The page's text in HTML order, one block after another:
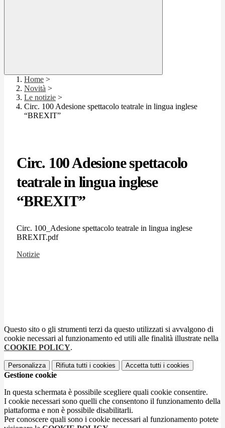
Home >
Novità >
Le notizie >
Circ. 100 Adesione spettacolo teatrale in lingua inglese
“BREXIT”
Circ. 100 Adesione spettacolo
teatrale in lingua inglese
“BREXIT”
Circ. 100_Adesione spettacolo teatrale in lingua inglese
BREXIT.pdf
Notizie
Questo sito o gli strumenti terzi da questo utilizzati si avvalgono di
cookie necessari al funzionamento ed utili alle finalità illustrate nella
COOKIE POLICY.
Personalizza Rifiuta tutti i cookies Accetta tutti i cookies
Gestione cookie
In questa schermata è possibile scegliere quali cookie consentire.
I cookie necessari sono quelli che consentono il funzionamento della
piattaforma e non è possibile disabilitarli.
Per conoscere quali sono i cookie necessari al funzionamento potete